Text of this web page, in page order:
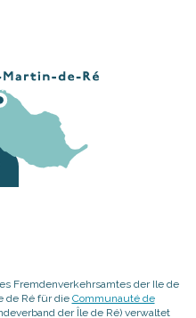
Fremdenverkehrsamtes der Ile de
de Ré für die Communauté de
der Île de Ré) verwaltet